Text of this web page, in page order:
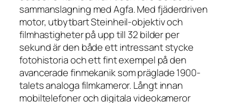
sammanslagning med Agfa. Med fjäderdriven
motor, utbytbart Steinheil-objektiv och
filmhastigheter på upp till 32 bilder per
sekund är den både ett intressant stycke
fotohistoria och ett fint exempel på den
avancerade finmekanik som präglade 1900-
talets analoga filmkameror. Långt innan
mobiltelefoner och digitala videokameror